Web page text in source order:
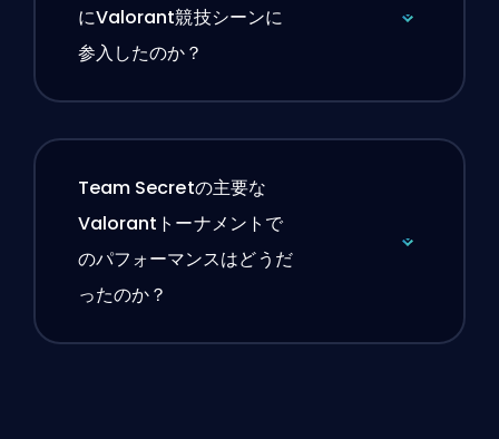
にValorant競技シーンに
参入したのか？
Team Secretの主要な
Valorantトーナメントで
のパフォーマンスはどうだ
ったのか？